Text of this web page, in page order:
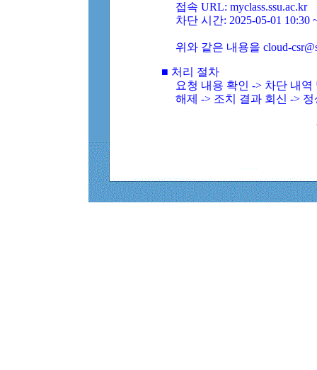
접속 URL: myclass.ssu.ac.kr
차단 시간: 2025-05-01 10:30
위와 같은 내용을 cloud-
■ 처리 절차
요청 내용 확인 -> 차단 내
해제 -> 조치 결과 회신 ->